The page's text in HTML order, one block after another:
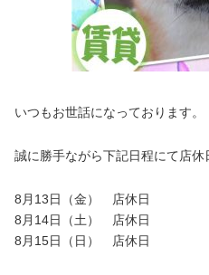
いつもお世話になっております。
誠に勝手ながら下記日程にて店休
8月13日（金） 店休日
8月14日（土） 店休日
8月15日（日） 店休日